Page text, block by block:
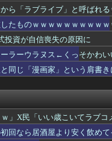
垂れ流しまくった...
福岡酸素、経産省...
社の株式購入！（...
ない
→「国境を越えた...
ョーダンが圧倒的...
うｗｗｗ
級の人材が就くは...
ら「ラブライブ」と呼ばれる
たものｗｗｗｗｗｗｗｗｗ
投資が自信喪失の原因に
ラーウラヌス←くっそかわい
同じ「漫画家」という肩書
」X民「いい歳こいてラブ
回なら居酒屋より安く飲めて